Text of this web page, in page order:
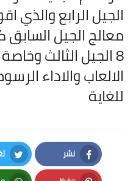
الجيل الرابع
معالج الجيل
8 الجيل الثالث
الالعاب والاداء
للغاية
نشر
Facebook